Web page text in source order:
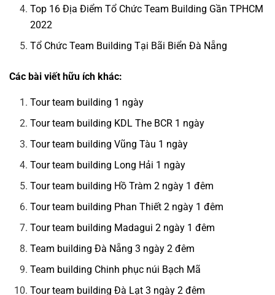
Top 16 Địa Điểm Tổ Chức Team Building Gần TPHCM
2022
Tổ Chức Team Building Tại Bãi Biển Đà Nẵng
Các bài viết hữu ích khác:
Tour team building 1 ngày
Tour team building KDL The BCR 1 ngày
Tour team building Vũng Tàu 1 ngày
Tour team building Long Hải 1 ngày
Tour team building Hồ Tràm 2 ngày 1 đêm
Tour team building Phan Thiết 2 ngày 1 đêm
Tour team building Madagui 2 ngày 1 đêm
Team building Đà Nẵng 3 ngày 2 đêm
Team building Chinh phục núi Bạch Mã
Tour team building Đà Lạt 3 ngày 2 đêm